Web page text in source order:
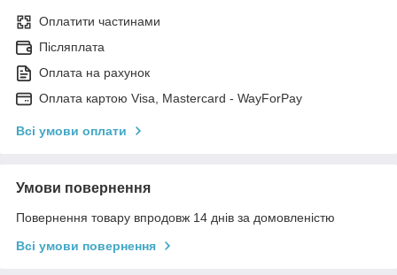
Оплатити частинами
Післяплата
Оплата на рахунок
Оплата картою Visa, Mastercard - WayForPay
Всі умови оплати
Умови повернення
Повернення товару впродовж 14 днів за домовленістю
Всі умови повернення